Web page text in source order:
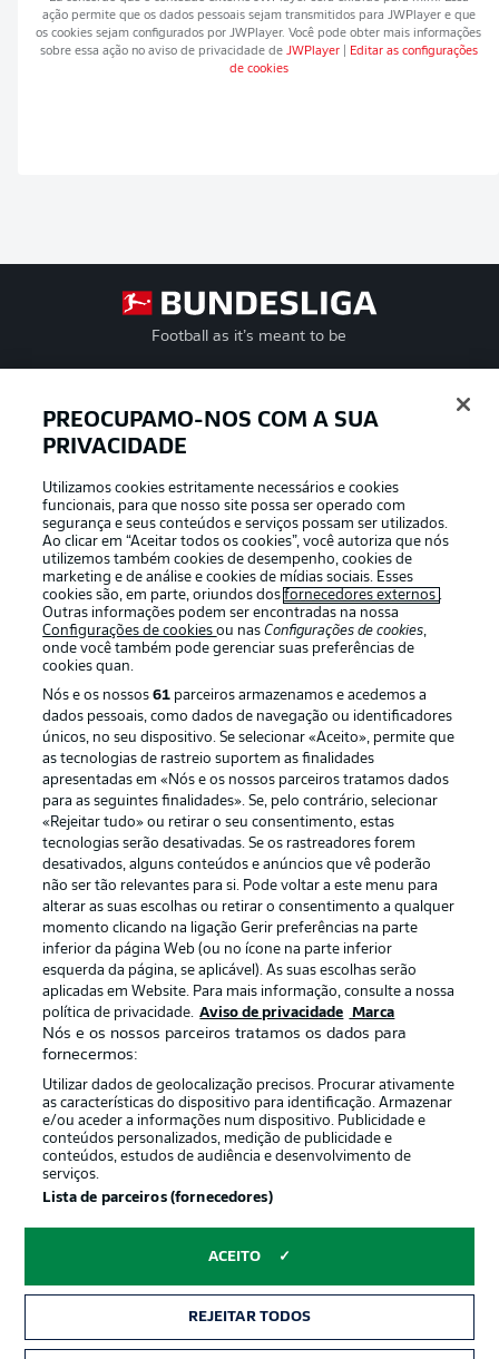
ação permite que os dados pessoais sejam transmitidos para JWPlayere que
os cookies sejam configurados por JWPlayer. Você pode obter mais informações
sobre essa ação no aviso de privacidade de JWPlayer
Editar as configurações
de cookies
Football as it’s meant to be
APLICATIVO DA BUNDESLIGA
Oferecido por
Publicidade Avisos legais
Gerir preferências Aviso de privacidade
Emissoras
Trabalhe conosco Marca
Contato Jogadores
© 2026 Bundesliga-Gruppe GmbH
Escolha seu idioma
Modo de visualização
PREOCUPAMO-NOS COM A SUA
PRIVACIDADE
Utilizamos cookies estritamente necessários e cookies
funcionais, para que nosso site possa ser operado com
segurança e seus conteúdos e serviços possam ser utilizados.
Ao clicar em “Aceitar todos os cookies”, você autoriza que nós
utilizemos também cookies de desempenho, cookies de
marketing e de análise e cookies de mídias sociais. Esses
cookies são, em parte, oriundos dosfornecedores externos .
Outras informações podem ser encontradas na nossa
Configurações de cookiesou nasConfigurações de cookies,
onde você também pode gerenciar suas preferências de
cookies quan.
Nós e os nossos61 parceiros armazenamos e acedemos a
dados pessoais, como dados de navegação ou identificadores
únicos, no seu dispositivo. Se selecionar «Aceito», permite que
as tecnologias de rastreio suportem as finalidades
apresentadas em «Nós e os nossos parceiros tratamos dados
para as seguintes finalidades». Se, pelo contrário, selecionar
«Rejeitar tudo» ou retirar o seu consentimento, estas
tecnologias serão desativadas. Se os rastreadores forem
desativados, alguns conteúdos e anúncios que vê poderão
não ser tão relevantes para si. Pode voltar a este menu para
alterar as suas escolhas ou retirar o consentimento a qualquer
momento clicando na ligação Gerir preferências na parte
inferior da página Web (ou no ícone na parte inferior
esquerda da página, se aplicável). As suas escolhas serão
aplicadas em Website. Para mais informação, consulte a nossa
política de privacidade. Aviso de privacidade Marca
Nós e os nossos parceiros tratamos os dados para
fornecermos:
Utilizar dados de geolocalização precisos. Procurar ativamente
as características do dispositivo para identificação. Armazenar
e/ou aceder a informações num dispositivo. Publicidade e
conteúdos personalizados, medição de publicidade e
conteúdos, estudos de audiência e desenvolvimento de
serviços.
Lista de parceiros (fornecedores)
ACEITO
REJEITAR TODOS